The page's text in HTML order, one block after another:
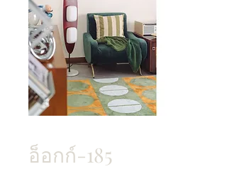
อ็อกก์-185